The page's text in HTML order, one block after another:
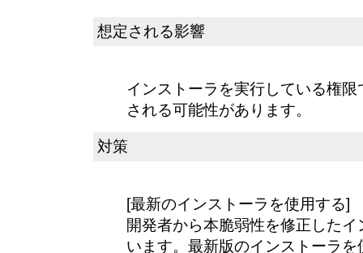
想定される影響
インストーラを実行している権
される可能性があります。
対策
[最新のインストーラを使用する]
開発者から本脆弱性を修正した
います。最新版のインストーラ